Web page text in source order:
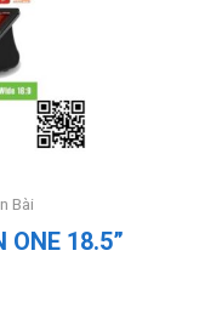
Bài
ONE 18.5”